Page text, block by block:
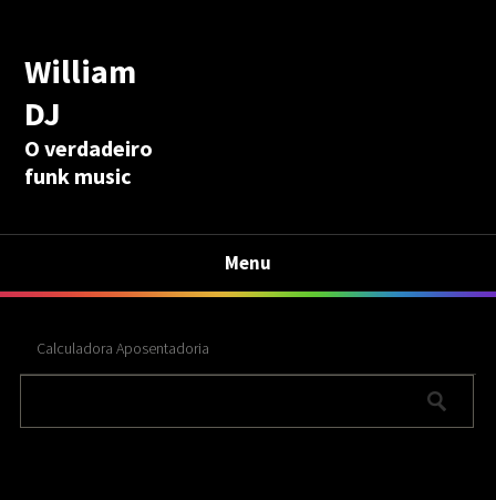
William
DJ
O verdadeiro
funk music
Menu
Calculadora Aposentadoria